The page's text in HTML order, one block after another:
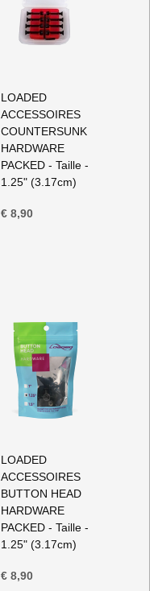
LOADED
ACCESSOIRES
COUNTERSUNK
HARDWARE
PACKED - Taille -
1.25" (3.17cm)
€ 8,90
In
Winkelwagen
LOADED
ACCESSOIRES
BUTTON HEAD
HARDWARE
PACKED - Taille -
1.25" (3.17cm)
€ 8,90
In
Winkelwagen